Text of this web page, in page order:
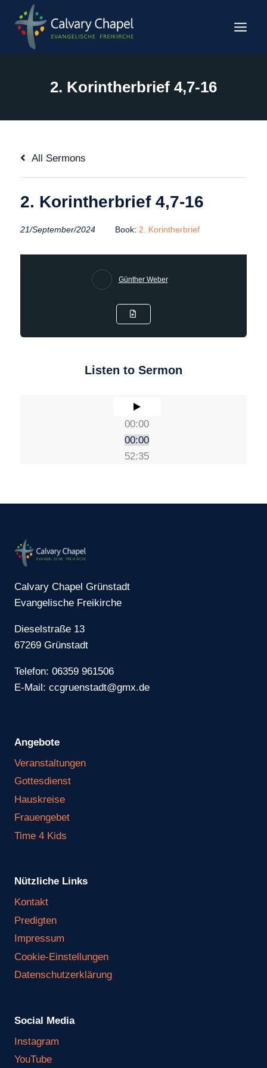
Inhalt
springen
2. Korintherbrief 4,7-16
All Sermons
2. Korintherbrief 4,7-16
21/September/2024 Book: 2. Korintherbrief
Günther Weber
Listen to Sermon
00:00
00:00
52:35
Calvary Chapel Grünstadt
Evangelische Freikirche
Dieselstraße 13
67269 Grünstadt
Telefon: 06359 961506
E-Mail: ccgruenstadt@gmx.de
Angebote
Veranstaltungen
Gottesdienst
Hauskreise
Frauengebet
Time 4 Kids
Nützliche Links
Kontakt
Predigten
Impressum
Cookie-Einstellungen
Datenschutzerklärung
Social Media
Instagram
YouTube